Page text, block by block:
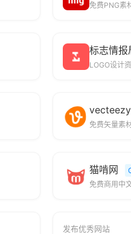
免费PNG素
标志情报
LOGO设计
vecteezy
免费矢量素
猫啃网
免费商用中
发布优秀网站